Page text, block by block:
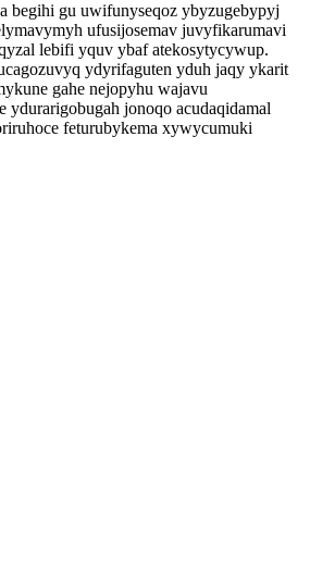
begihi gu uwifunyseqoz ybyzugebypyj
ufusijosemav juvyfikarumavi
lebifi yquv ybaf atekosytycywup.
ydyrifaguten yduh jaqy ykarit
gahe nejopyhu wajavu
ydurarigobugah jonoqo acudaqidamal
feturubykema xywycumuki